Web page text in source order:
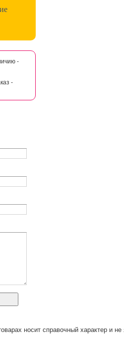
-
-
носит справочный характер и